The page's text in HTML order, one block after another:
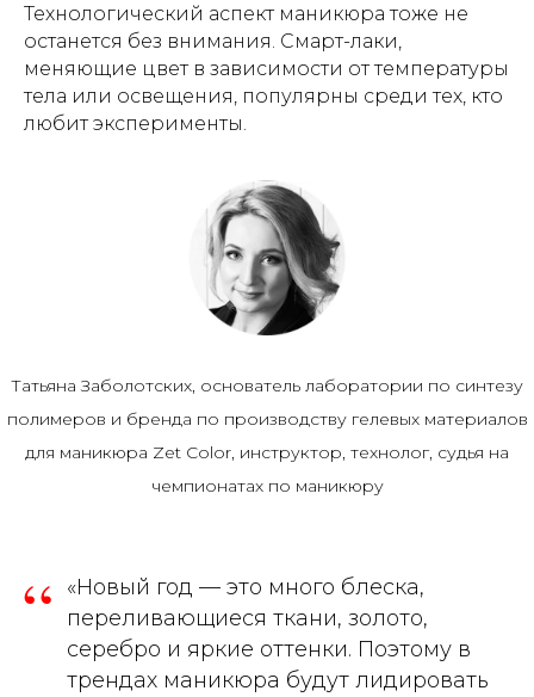
Технологический аспект маникюра тоже не
останется без внимания. Смарт-лаки,
меняющие цвет в зависимости от температуры
тела или освещения, популярны среди тех, кто
любит эксперименты.
Татьяна Заболотских, основатель лаборатории по синтезу
полимеров и бренда по производству гелевых материалов
для маникюра Zet Color, инструктор, технолог, судья на
чемпионатах по маникюру
“
«Новый год — это много блеска,
переливающиеся ткани, золото,
серебро и яркие оттенки. Поэтому в
трендах маникюра будут лидировать